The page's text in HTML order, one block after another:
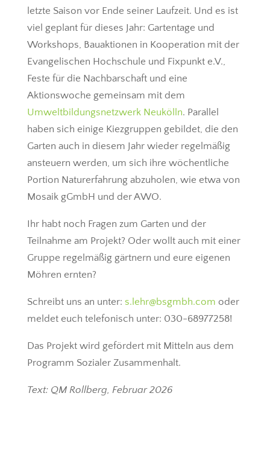
letzte Saison vor Ende seiner Laufzeit. Und es ist
viel geplant für dieses Jahr: Gartentage und
Workshops, Bauaktionen in Kooperation mit der
Evangelischen Hochschule und Fixpunkt e.V.,
Feste für die Nachbarschaft und eine
Aktionswoche gemeinsam mit dem
Umweltbildungsnetzwerk Neukölln. Parallel
haben sich einige Kiezgruppen gebildet, die den
Garten auch in diesem Jahr wieder regelmäßig
ansteuern werden, um sich ihre wöchentliche
Portion Naturerfahrung abzuholen, wie etwa von
Mosaik gGmbH und der AWO.
Ihr habt noch Fragen zum Garten und der
Teilnahme am Projekt? Oder wollt auch mit einer
Gruppe regelmäßig gärtnern und eure eigenen
Möhren ernten?
Schreibt uns an unter: s.lehr@bsgmbh.com oder
meldet euch telefonisch unter: 030-68977258!
Das Projekt wird gefördert mit Mitteln aus dem
Programm Sozialer Zusammenhalt.
Text: QM Rollberg, Februar 2026